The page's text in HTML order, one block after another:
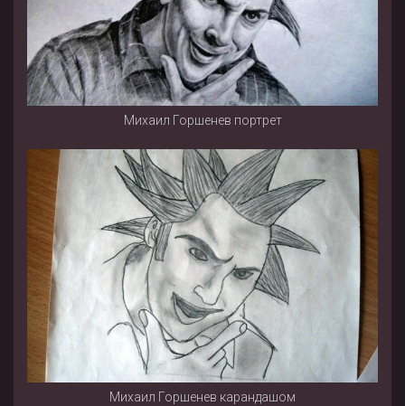
Михаил Горшенев портрет
Михаил Горшенев карандашом